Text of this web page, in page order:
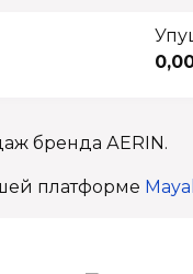
бренда АЕRIN.
платформе